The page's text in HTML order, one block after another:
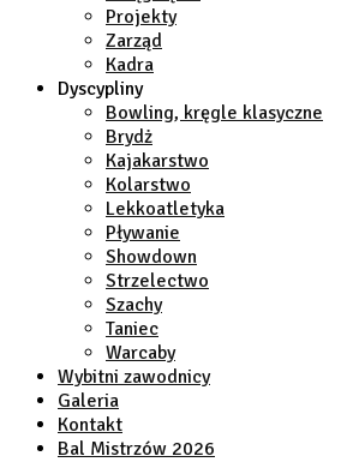
Projekty
Zarząd
Kadra
Dyscypliny
Bowling, kręgle klasyczne
Brydż
Kajakarstwo
Kolarstwo
Lekkoatletyka
Pływanie
Showdown
Strzelectwo
Szachy
Taniec
Warcaby
Wybitni zawodnicy
Galeria
Kontakt
Bal Mistrzów 2026